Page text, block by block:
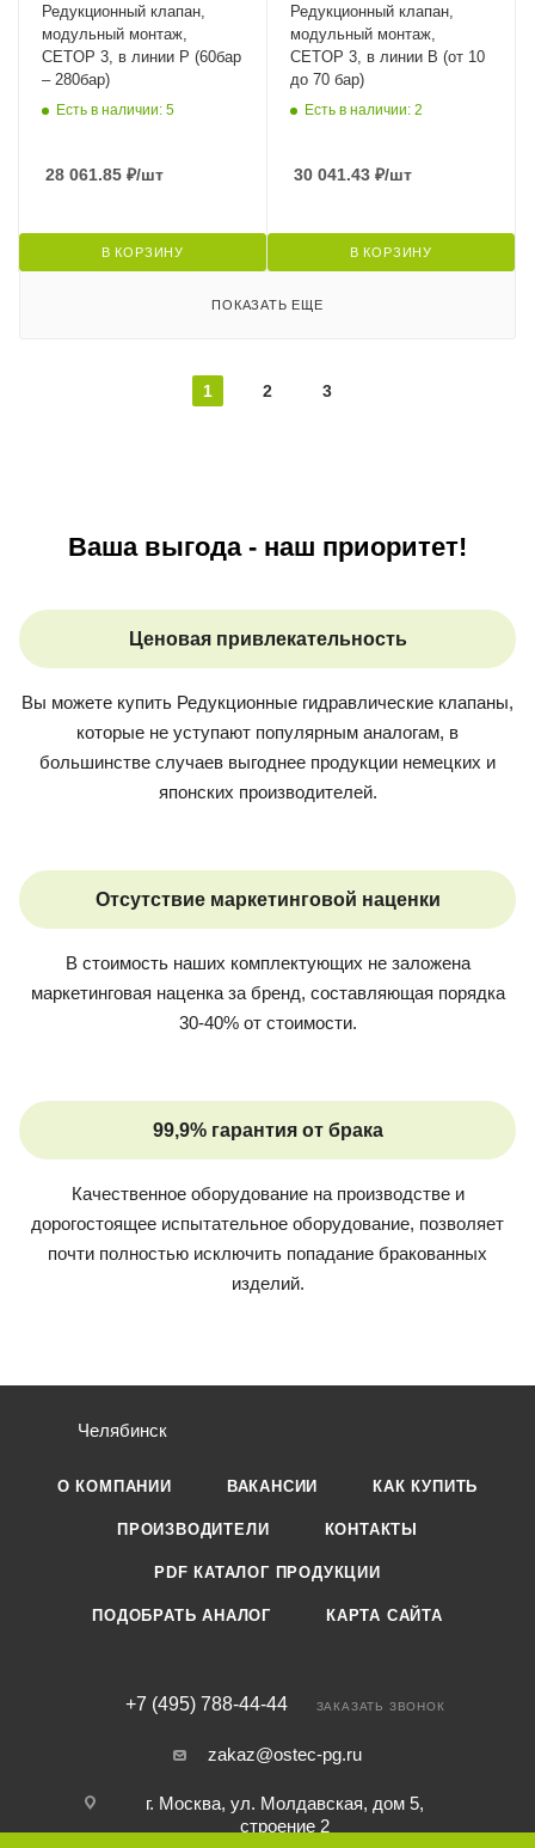
Редукционный клапан,
модульный монтаж,
CETOP 3, в линии P (60бар
– 280бар)
Есть в наличии: 5
28 061.85 ₽/шт
В КОРЗИНУ
Редукционный клапан,
модульный монтаж,
CETOP 3, в линии B (от 10
до 70 бар)
Есть в наличии: 2
30 041.43 ₽/шт
В КОРЗИНУ
ПОКАЗАТЬ ЕЩЕ
1 2 3
Ваша выгода - наш приоритет!
Ценовая привлекательность
Вы можете купить Редукционные гидравлические клапаны,
которые не уступают популярным аналогам, в
большинстве случаев выгоднее продукции немецких и
японских производителей.
Отсутствие маркетинговой наценки
В стоимость наших комплектующих не заложена
маркетинговая наценка за бренд, составляющая порядка
30-40% от стоимости.
99,9% гарантия от брака
Качественное оборудование на производстве и
дорогостоящее испытательное оборудование, позволяет
почти полностью исключить попадание бракованных
изделий.
Челябинск
О КОМПАНИИ ВАКАНСИИ КАК КУПИТЬ
ПРОИЗВОДИТЕЛИ КОНТАКТЫ
PDF КАТАЛОГ ПРОДУКЦИИ
ПОДОБРАТЬ АНАЛОГ КАРТА САЙТА
+7 (495) 788-44-44 ЗАКАЗАТЬ ЗВОНОК
zakaz@ostec-pg.ru
г. Москва, ул. Молдавская, дом 5,
строение 2